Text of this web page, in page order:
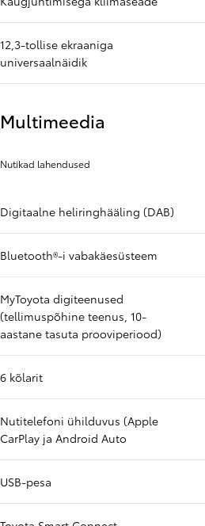
12,3-tollise ekraaniga
universaalnäidik
Multimeedia
Nutikad lahendused
Digitaalne heliringhääling (DAB)
Bluetooth®-i vabakäesüsteem
MyToyota digiteenused
(tellimuspõhine teenus, 10-
aastane tasuta prooviperiood)
6 kõlarit
Nutitelefoni ühilduvus (Apple
CarPlay ja Android Auto
USB-pesa